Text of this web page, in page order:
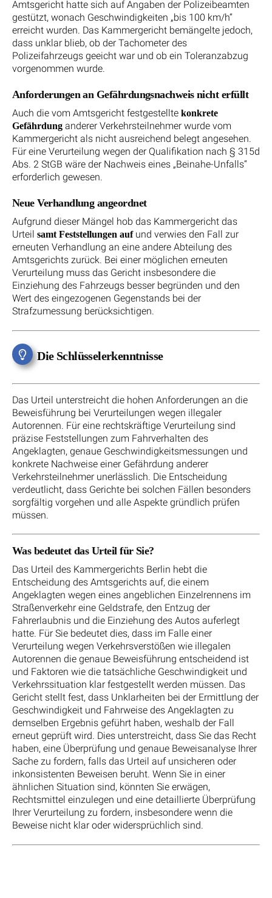
Amtsgericht hatte sich auf Angaben der Polizeibeamten
gestützt, wonach Geschwindigkeiten „bis 100 km/h“
erreicht wurden. Das Kammergericht bemängelte jedoch,
dass unklar blieb, ob der Tachometer des
Polizeifahrzeugs geeicht war und ob ein Toleranzabzug
vorgenommen wurde.
Anforderungen an Gefährdungsnachweis nicht erfüllt
Auch die vom Amtsgericht festgestellte konkrete
Gefährdung anderer Verkehrsteilnehmer wurde vom
Kammergericht als nicht ausreichend belegt angesehen.
Für eine Verurteilung wegen der Qualifikation nach § 315d
Abs. 2 StGB wäre der Nachweis eines „Beinahe-Unfalls“
erforderlich gewesen.
Neue Verhandlung angeordnet
Aufgrund dieser Mängel hob das Kammergericht das
Urteil samt Feststellungen aufund verwies den Fall zur
erneuten Verhandlung an eine andere Abteilung des
Amtsgerichts zurück. Bei einer möglichen erneuten
Verurteilung muss das Gericht insbesondere die
Einziehung des Fahrzeugs besser begründen und den
Wert des eingezogenen Gegenstands bei der
Strafzumessung berücksichtigen.
Die Schlüsselerkenntnisse
Das Urteil unterstreicht die hohen Anforderungen an die
Beweisführung bei Verurteilungen wegen illegaler
Autorennen. Für eine rechtskräftige Verurteilung sind
präzise Feststellungen zum Fahrverhalten des
Angeklagten, genaue Geschwindigkeitsmessungen und
konkrete Nachweise einer Gefährdung anderer
Verkehrsteilnehmer unerlässlich. Die Entscheidung
verdeutlicht, dass Gerichte bei solchen Fällen besonders
sorgfältig vorgehen und alle Aspekte gründlich prüfen
müssen.
Was bedeutet das Urteil für Sie?
Das Urteil des Kammergerichts Berlin hebt die
Entscheidung des Amtsgerichts auf, die einem
Angeklagten wegen eines angeblichen Einzelrennens im
Straßenverkehr eine Geldstrafe, den Entzug der
Fahrerlaubnis und die Einziehung des Autos auferlegt
hatte. Für Sie bedeutet dies, dass im Falle einer
Verurteilung wegen Verkehrsverstößen wie illegalen
Autorennen die genaue Beweisführung entscheidend ist
und Faktoren wie die tatsächliche Geschwindigkeit und
Verkehrssituation klar festgestellt werden müssen. Das
Gericht stellt fest, dass Unklarheiten bei der Ermittlung der
Geschwindigkeit und Fahrweise des Angeklagten zu
demselben Ergebnis geführt haben, weshalb der Fall
erneut geprüft wird. Dies unterstreicht, dass Sie das Recht
haben, eine Überprüfung und genaue Beweisanalyse Ihrer
Sache zu fordern, falls das Urteil auf unsicheren oder
inkonsistenten Beweisen beruht. Wenn Sie in einer
ähnlichen Situation sind, könnten Sie erwägen,
Rechtsmittel einzulegen und eine detaillierte Überprüfung
Ihrer Verurteilung zu fordern, insbesondere wenn die
Beweise nicht klar oder widersprüchlich sind.